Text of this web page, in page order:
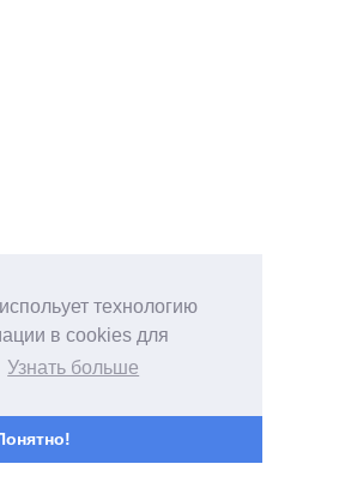
технологию
в cookies для
Узнать больше